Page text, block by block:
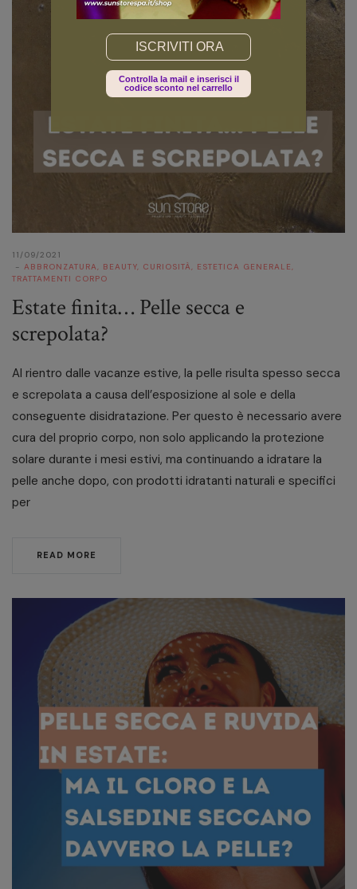
11/09/2021
ABBRONZATURA, BEAUTY, CURIOSITÀ, ESTETICA GENERALE,
TRATTAMENTI CORPO
Estate finita… Pelle secca e
screpolata?
Al rientro dalle vacanze estive, la pelle risulta spesso secca
e screpolata a causa dell’esposizione al sole e della
conseguente disidratazione. Per questo è necessario avere
cura del proprio corpo, non solo applicando la protezione
solare durante i mesi estivi, ma continuando a idratare la
pelle anche dopo, con prodotti idratanti naturali e specifici
per
READ MORE
Email
Controlla la mail e inserisci il
codice sconto nel carrello